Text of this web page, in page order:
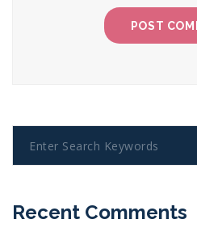
Recent Comments